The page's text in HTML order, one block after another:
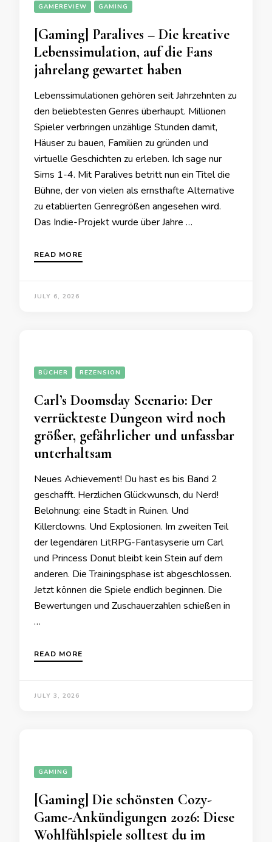
GAMEREVIEW GAMING
[Gaming] Paralives – Die kreative
Lebenssimulation, auf die Fans
jahrelang gewartet haben
Lebenssimulationen gehören seit Jahrzehnten zu
den beliebtesten Genres überhaupt. Millionen
Spieler verbringen unzählige Stunden damit,
Häuser zu bauen, Familien zu gründen und
virtuelle Geschichten zu erleben. Ich sage nur
Sims 1-4. Mit Paralives betritt nun ein Titel die
Bühne, der von vielen als ernsthafte Alternative
zu etablierten Genregrößen angesehen wird.
Das Indie-Projekt wurde über Jahre …
READ MORE
JULY 6, 2026
BÜCHER REZENSION
Carl’s Doomsday Scenario: Der
verrückteste Dungeon wird noch
größer, gefährlicher und unfassbar
unterhaltsam
Neues Achievement! Du hast es bis Band 2
geschafft. Herzlichen Glückwunsch, du Nerd!
Belohnung: eine Stadt in Ruinen. Und
Killerclowns. Und Explosionen. Im zweiten Teil
der legendären LitRPG-Fantasyserie um Carl
und Princess Donut bleibt kein Stein auf dem
anderen. Die Trainingsphase ist abgeschlossen.
Jetzt können die Spiele endlich beginnen. Die
Bewertungen und Zuschauerzahlen schießen in
…
READ MORE
JULY 3, 2026
GAMING
[Gaming] Die schönsten Cozy-
Game-Ankündigungen 2026: Diese
Wohlfühlspiele solltest du im